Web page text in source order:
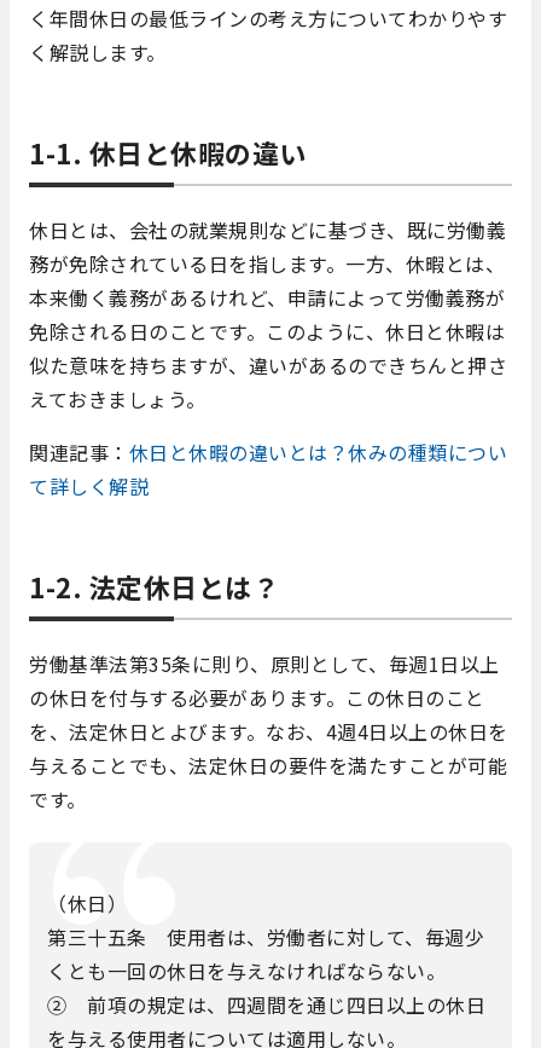
く年間休日の最低ラインの考え方についてわかりやす
く解説します。
1-1. 休日と休暇の違い
休日とは、会社の就業規則などに基づき、既に労働義
務が免除されている日を指します。一方、休暇とは、
本来働く義務があるけれど、申請によって労働義務が
免除される日のことです。このように、休日と休暇は
似た意味を持ちますが、違いがあるのできちんと押さ
えておきましょう。
関連記事： 休日と休暇の違いとは？休みの種類につい
て詳しく解説
1-2. 法定休日とは？
労働基準法第35条に則り、原則として、毎週1日以上
の休日を付与する必要があります。この休日のこと
を、法定休日とよびます。なお、4週4日以上の休日を
与えることでも、法定休日の要件を満たすことが可能
です。
（休日）
第三十五条 使用者は、労働者に対して、毎週少
くとも一回の休日を与えなければならない。
② 前項の規定は、四週間を通じ四日以上の休日
を与える使用者については適用しない。